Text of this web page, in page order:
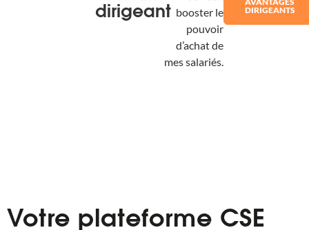
dirigeant booster le
pouvoir
d’achat de
mes salariés.
DIRIGEANTS
Votre plateforme CSE